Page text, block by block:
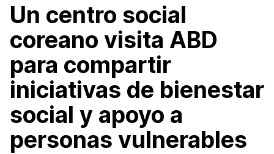
Un centro social
coreano visita ABD
para compartir
iniciativas de bienestar
social y apoyo a
personas vulnerables